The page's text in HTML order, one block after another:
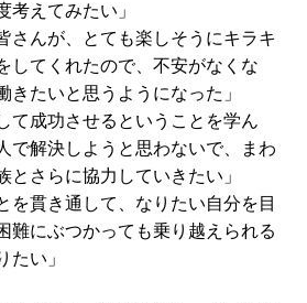
考えてみたい」
さんが、とても楽しそうにキラキ
してくれたので、不安がなくな
きたいと思うようになった」
て成功させるということを学ん
で解決しようと思わないで、まわ
とさらに協力していきたい」
を貫き通して、なりたい自分を目
難にぶつかっても乗り越えられる
たい」